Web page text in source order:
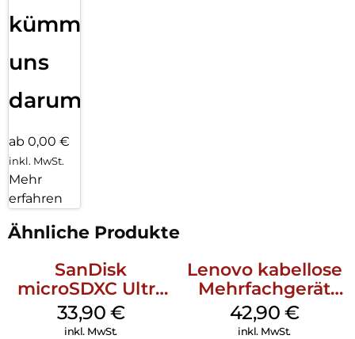
kümmern
uns
darum!
ab 0,00 €
inkl. MwSt.
Mehr
erfahren
Ähnliche Produkte
SanDisk
microSDXC Ultra
128 GB + Adapter
Mobile
33,90 €
inkl. MwSt.
Lenovo kabellose
Mehrfachgerät
Luna Grey
42,90 €
inkl. MwSt.